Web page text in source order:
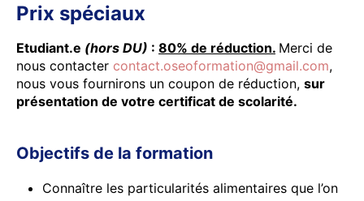
Prix spéciaux
Etudiant.e (hors DU) : 80% de réduction. Merci de
nous contacter contact.oseoformation@gmail.com,
nous vous fournirons un coupon de réduction, sur
présentation de votre certificat de scolarité.
Objectifs de la formation
Connaître les particularités alimentaires que l’on